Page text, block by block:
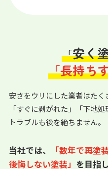
「安く
「長持ち
安さをウリにした業者はたく
「すぐに剥がれた」「下地
トラブルも後を絶ちません。
当社では、
「数年で再
後悔しない塗装」 を目指